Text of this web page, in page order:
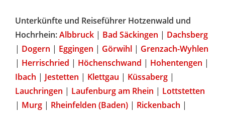
Unterkünfte und Reiseführer Hotzenwald und
Hochrhein:Albbruck | Bad Säckingen | Dachsberg
| Dogern | Eggingen | Görwihl | Grenzach-Wyhlen
| Herrischried | Höchenschwand | Hohentengen |
Ibach | Jestetten | Klettgau | Küssaberg |
Lauchringen | Laufenburg am Rhein | Lottstetten
| Murg | Rheinfelden (Baden) | Rickenbach |